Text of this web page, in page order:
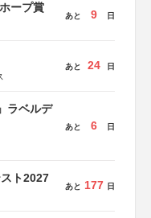
ープ賞
あと 9 日
あと 24 日
ラベルデ
あと 6 日
ト2027
あと 177 日